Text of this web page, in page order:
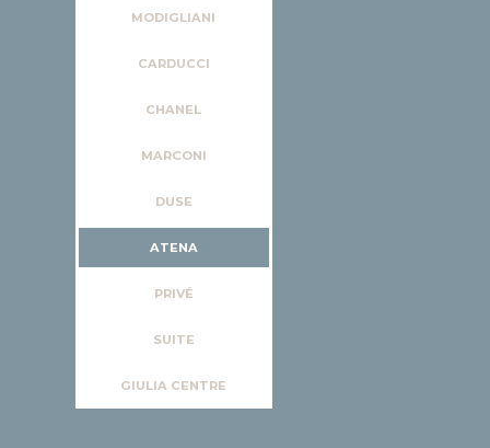
MODIGLIANI
CARDUCCI
CHANEL
MARCONI
DUSE
ATENA
PRIVÉ
SUITE
GIULIA CENTRE